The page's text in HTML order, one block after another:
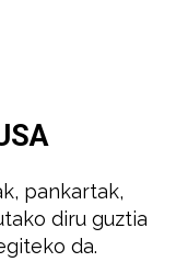
pankartak,
diru guztia
da.